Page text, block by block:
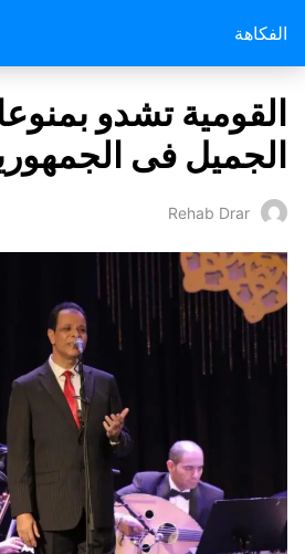
الفكاهة
القومية تشدو
الجميل فى
Rehab Drar